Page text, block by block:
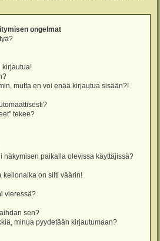
ongelmat
kirjautua!
mutta en voi enää kirjautua sisään?!
tekee?
näkymisen paikalla olevissa käyttäjissä?
kellonaika on silti väärin!
vieressä?
sen?
minua pyydetään kirjautumaan?